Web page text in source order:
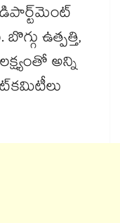
ఉత్పత్తి,
అన్ని